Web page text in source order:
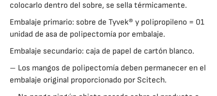
colocarlo dentro del sobre, se sella térmicamente.
Embalaje primario: sobre de Tyvek® y polipropileno = 01
unidad de asa de polipectomía por embalaje.
Embalaje secundario: caja de papel de cartón blanco.
– Los mangos de polipectomía deben permanecer en el
embalaje original proporcionado por Scitech.